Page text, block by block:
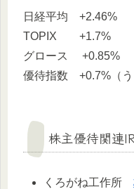
日経平均 +2.46%
TOPIX +1.7%
グロース +0.85%
優待指数 +0.7%（う
株主優待関連IR
くろがね工作所